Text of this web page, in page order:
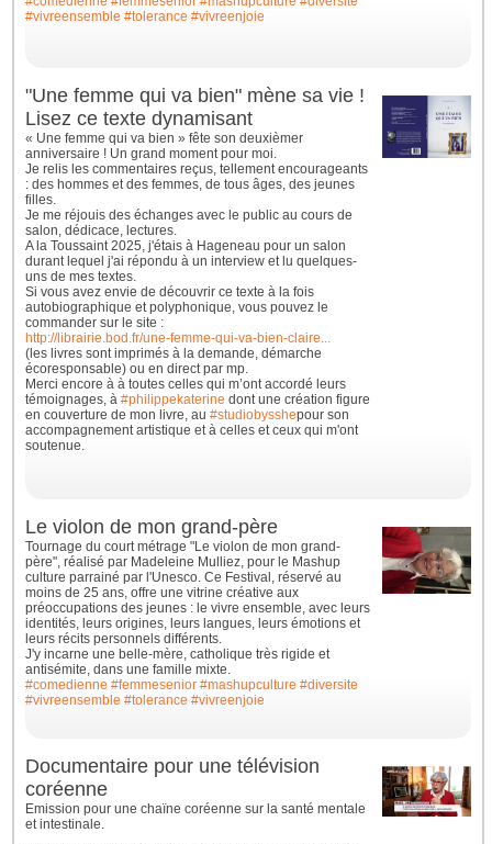
#vivreensemble #tolerance #vivreenjoie
"Une femme qui va bien" mène sa vie !
Lisez ce texte dynamisant
« Une femme qui va bien » fête son deuxièmer
anniversaire ! Un grand moment pour moi.
Je relis les commentaires reçus, tellement encourageants
: des hommes et des femmes, de tous âges, des jeunes
filles.
Je me réjouis des échanges avec le public au cours de
salon, dédicace, lectures.
A la Toussaint 2025, j'étais à Hageneau pour un salon
durant lequel j'ai répondu à un interview et lu quelques-
uns de mes textes.
Si vous avez envie de découvrir ce texte à la fois
autobiographique et polyphonique, vous pouvez le
commander sur le site :
http://librairie.bod.fr/une-femme-qui-va-bien-claire...
(les livres sont imprimés à la demande, démarche
écoresponsable) ou en direct par mp.
Merci encore à à toutes celles qui m’ont accordé leurs
témoignages, à#philippekaterine dont une création figure
en couverture de mon livre, au#studiobysshepour son
accompagnement artistique et à celles et ceux qui m'ont
soutenue.
Le violon de mon grand-père
Tournage du court métrage "Le violon de mon grand-
père", réalisé par Madeleine Mulliez, pour le Mashup
culture parrainé par l'Unesco. Ce Festival, réservé au
moins de 25 ans, offre une vitrine créative aux
préoccupations des jeunes : le vivre ensemble, avec leurs
identités, leurs origines, leurs langues, leurs émotions et
leurs récits personnels différents.
J'y incarne une belle-mère, catholique très rigide et
antisémite, dans une famille mixte.
#comedienne #femmesenior #mashupculture #diversite
#vivreensemble #tolerance #vivreenjoie
Documentaire pour une télévision
coréenne
Emission pour une chaïne coréenne sur la santé mentale
et intestinale.